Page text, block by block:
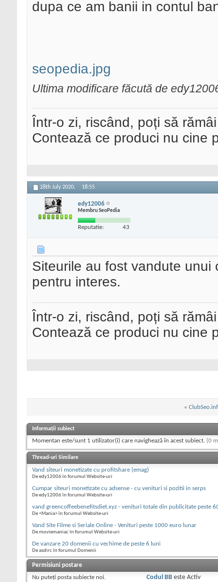
dupa ce am banii in contul
seopedia.jpg
Ultima modificare făcută de
Într-o zi, riscând, poți să
Contează ce produci nu cine
28th July 2020, 18:55
edy12006
Membru SeoPedia
Reputatie: 43
Siteurile au fost vandute unui
pentru interes.
Într-o zi, riscând, poți să
Contează ce produci nu cine
«
Informații subiect
Momentan este/sunt 1 utilizator(i) care navighează în acest subiect. (0
Thread-uri Similare
Vand siteuri monetizate cu profitshare (emag)
De edy12006 în forumul Website-uri
Cumpar siteuri monetizate cu adsense - cu venituri si pozitii in serps
De edy12006 în forumul Website-uri
vand greencoffeebenefitsdiet.xyz - venituri totale din publicitate peste
De <Mania> în forumul Website-uri
Vand Site Filme si Seriale Online - Venituri peste 1000 euro lunar
De moviemaniac în forumul Website-uri
De vanzare 20 domenii cu vechime de peste 6 luni
De asdirc în forumul Domenii
Permisiuni postare
Nu puteţi posta subiecte noi.
Codul BBeste Activ